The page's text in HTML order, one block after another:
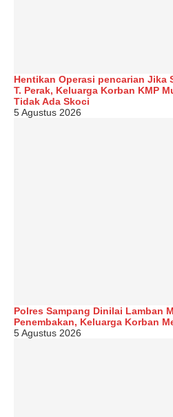
Hentikan Operasi pencarian Jika
T. Perak, Keluarga Korban KMP
Tidak Ada Skoci
5 Agustus 2026
Polres Sampang Dinilai Lamban
Penembakan, Keluarga Korban
5 Agustus 2026